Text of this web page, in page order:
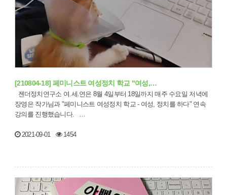
[210804-18] 페미니스트 여성정치 학교 "여성,…
장영은 작가님과 "페미니스트 여성정치 학교 - 여성, 정치를 하다" 연속
2021-09-01 1454